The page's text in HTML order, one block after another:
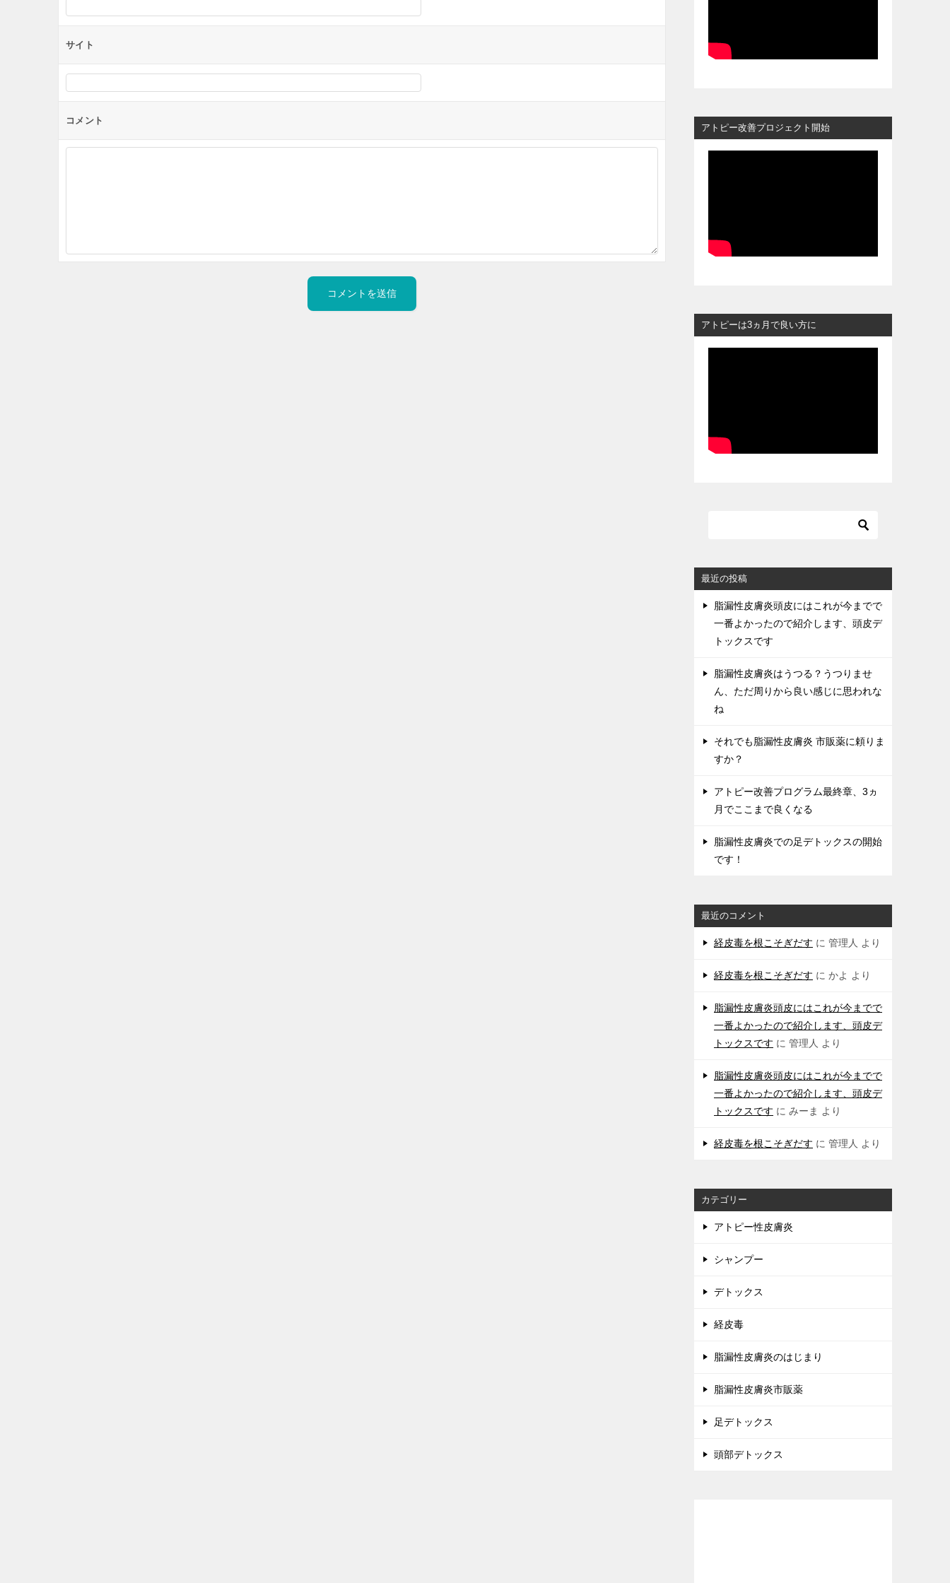
サイト
コメント
アトピー改善プロジェクト開始
アトピーは3ヵ月で良い方に
最近の投稿
脂漏性皮膚炎頭皮にはこれが今までで
一番よかったので紹介します、頭皮デ
トックスです
脂漏性皮膚炎はうつる？うつりませ
ん、ただ周りから良い感じに思われな
ね
それでも脂漏性皮膚炎 市販薬に頼りま
すか？
アトピー改善プログラム最終章、3ヵ
月でここまで良くなる
脂漏性皮膚炎での足デトックスの開始
です！
最近のコメント
経皮毒を根こそぎだす に 管理人 より
経皮毒を根こそぎだす に かよ より
脂漏性皮膚炎頭皮にはこれが今までで
一番よかったので紹介します、頭皮デ
トックスです に 管理人 より
脂漏性皮膚炎頭皮にはこれが今までで
一番よかったので紹介します、頭皮デ
トックスです に みーま より
経皮毒を根こそぎだす に 管理人 より
カテゴリー
アトピー性皮膚炎
シャンプー
デトックス
経皮毒
脂漏性皮膚炎のはじまり
脂漏性皮膚炎市販薬
足デトックス
頭部デトックス